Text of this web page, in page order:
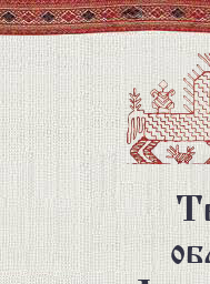
Перейти
к
основному
содержанию